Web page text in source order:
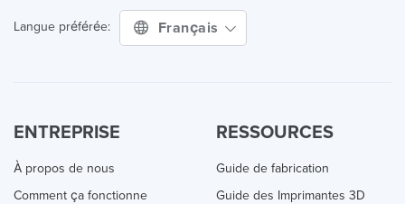
Langue préférée: Français
ENTREPRISE
À propos de nous
Comment ça fonctionne
RESSOURCES
Guide de fabrication
Guide des Imprimantes 3D